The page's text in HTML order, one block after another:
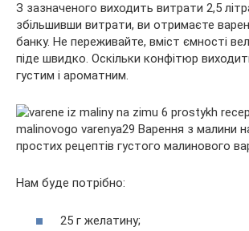
З зазначеного виходить витрати 2,5
збільшивши витрати, ви отримаєте
банку. Не переживайте, вміст ємності
піде швидко. Оскільки конфітюр
густим і ароматним.
Нам буде потрібно:
25 г желатину;